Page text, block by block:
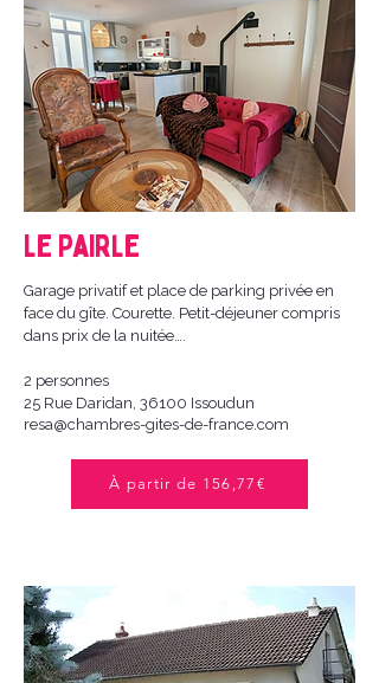
Le Pairle
Garage privatif et place de parking privée en
face du gîte. Courette. Petit-déjeuner compris
dans prix de la nuitée….
2 personnes
25 Rue Daridan, 36100 Issoudun
resa@chambres-gites-de-france.com
À partir de 156,77€